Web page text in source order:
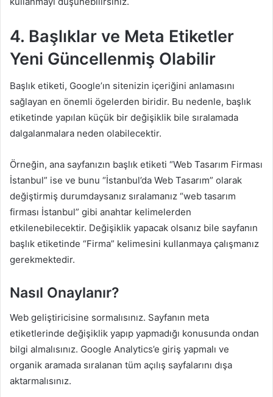
4. Başlıklar ve Meta Etiketler
Yeni Güncellenmiş Olabilir
Başlık etiketi, Google’ın sitenizin içeriğini anlamasını
sağlayan en önemli ögelerden biridir. Bu nedenle, başlık
etiketinde yapılan küçük bir değişiklik bile sıralamada
dalgalanmalara neden olabilecektir.
Örneğin, ana sayfanızın başlık etiketi “Web Tasarım Firması
İstanbul” ise ve bunu “İstanbul’da Web Tasarım” olarak
değiştirmiş durumdaysanız sıralamanız “web tasarım
firması İstanbul” gibi anahtar kelimelerden
etkilenebilecektir. Değişiklik yapacak olsanız bile sayfanın
başlık etiketinde “Firma” kelimesini kullanmaya çalışmanız
gerekmektedir.
Nasıl Onaylanır?
Web geliştiricisine sormalısınız. Sayfanın meta
etiketlerinde değişiklik yapıp yapmadığı konusunda ondan
bilgi almalısınız. Google Analytics’e giriş yapmalı ve
organik aramada sıralanan tüm açılış sayfalarını dışa
aktarmalısınız.